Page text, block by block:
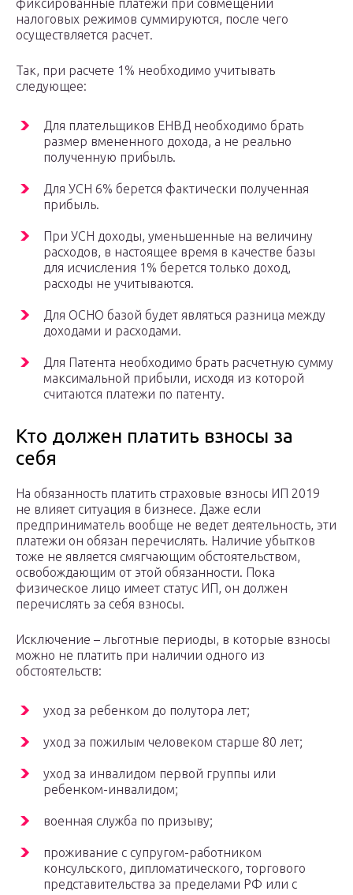
фиксированные платежи при совмещении
налоговых режимов суммируются, после чего
осуществляется расчет.
Так, при расчете 1% необходимо учитывать
следующее:
Для плательщиков ЕНВД необходимо брать
размер вмененного дохода, а не реально
полученную прибыль.
Для УСН 6% берется фактически полученная
прибыль.
При УСН доходы, уменьшенные на величину
расходов, в настоящее время в качестве базы
для исчисления 1% берется только доход,
расходы не учитываются.
Для ОСНО базой будет являться разница между
доходами и расходами.
Для Патента необходимо брать расчетную сумму
максимальной прибыли, исходя из которой
считаются платежи по патенту.
Кто должен платить взносы за
себя
На обязанность платить страховые взносы ИП 2019
не влияет ситуация в бизнесе. Даже если
предприниматель вообще не ведет деятельность, эти
платежи он обязан перечислять. Наличие убытков
тоже не является смягчающим обстоятельством,
освобождающим от этой обязанности. Пока
физическое лицо имеет статус ИП, он должен
перечислять за себя взносы.
Исключение – льготные периоды, в которые взносы
можно не платить при наличии одного из
обстоятельств:
уход за ребенком до полутора лет;
уход за пожилым человеком старше 80 лет;
уход за инвалидом первой группы или
ребенком-инвалидом;
военная служба по призыву;
проживание с супругом-работником
консульского, дипломатического, торгового
представительства за пределами РФ или с